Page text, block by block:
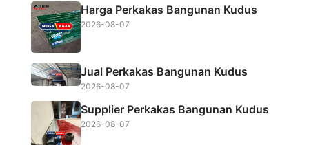
k
p
Harga Perkakas Bangunan Kudus
2026-08-07
Jual Perkakas Bangunan Kudus
2026-08-07
Supplier Perkakas Bangunan Kudus
2026-08-07